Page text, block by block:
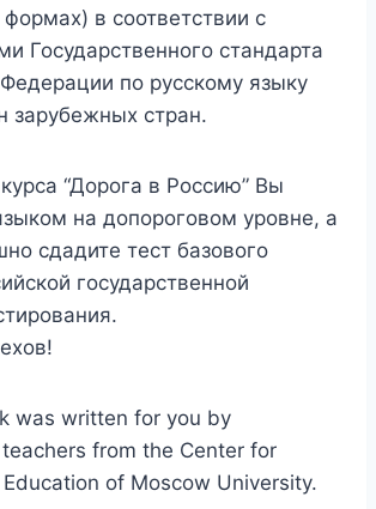
в соответствии с
Государственного стандарта
по русскому языку
зарубежных стран.
“Дорога в Россию” Вы
на допороговом уровне, а
сдадите тест базового
государственной
was written for you by
from the Center for
of Moscow University.